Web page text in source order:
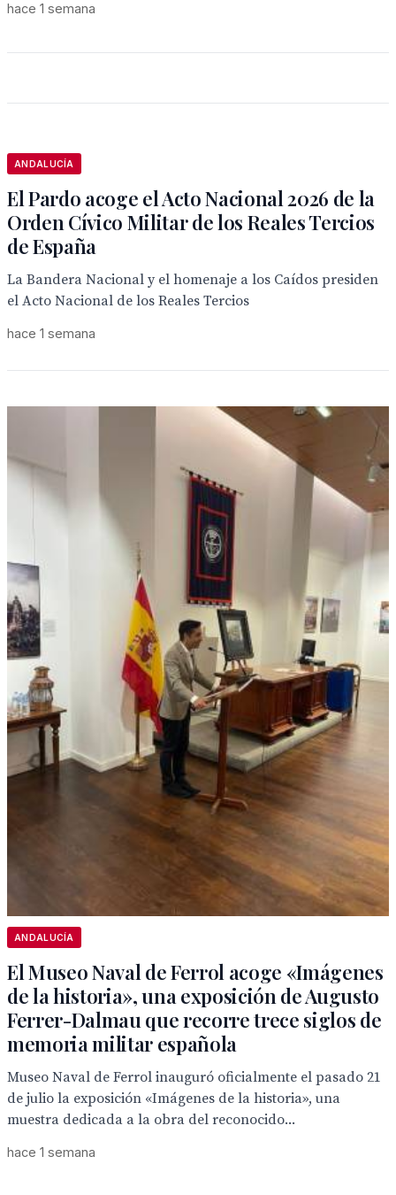
hace 1 semana
ANDALUCÍA
El Pardo acoge el Acto Nacional 2026 de la
Orden Cívico Militar de los Reales Tercios
de España
La Bandera Nacional y el homenaje a los Caídos presiden
el Acto Nacional de los Reales Tercios
hace 1 semana
ANDALUCÍA
El Museo Naval de Ferrol acoge «Imágenes
de la historia», una exposición de Augusto
Ferrer-Dalmau que recorre trece siglos de
memoria militar española
Museo Naval de Ferrol inauguró oficialmente el pasado 21
de julio la exposición «Imágenes de la historia», una
muestra dedicada a la obra del reconocido...
hace 1 semana